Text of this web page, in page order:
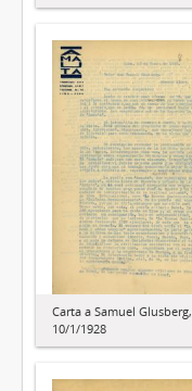
Carta a Samuel Glusberg,
10/1/1928